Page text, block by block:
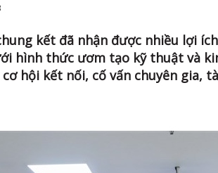
kết đã nhận được nhiều lợi
hình thức ươm tạo kỹ thuật và
hội kết nối, cố vấn chuyên gia,